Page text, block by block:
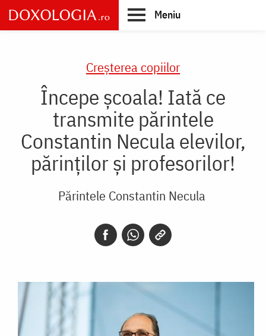
Skip
to
main
Meniu
Creşterea copiilor
Începe școala! Iată ce
transmite părintele
Constantin Necula elevilor,
părinților și profesorilor!
Părintele Constantin Necula